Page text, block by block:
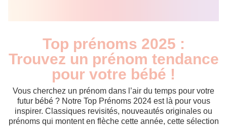
Top prénoms 2025 :
Trouvez un prénom tendance
pour votre bébé !
Vous cherchez un prénom dans l’air du temps pour votre
futur bébé ? Notre Top Prénoms 2024 est là pour vous
inspirer. Classiques revisités, nouveautés originales ou
prénoms qui montent en flèche cette année, cette sélection